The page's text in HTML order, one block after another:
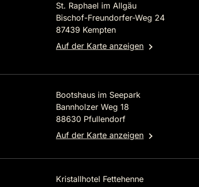
St. Raphael im Allgäu
Bischof-Freundorfer-Weg 24
87439 Kempten
Auf der Karte anzeigen
Bootshaus im Seepark
Bannholzer Weg 18
88630 Pfullendorf
Auf der Karte anzeigen
Kristallhotel Fettehenne